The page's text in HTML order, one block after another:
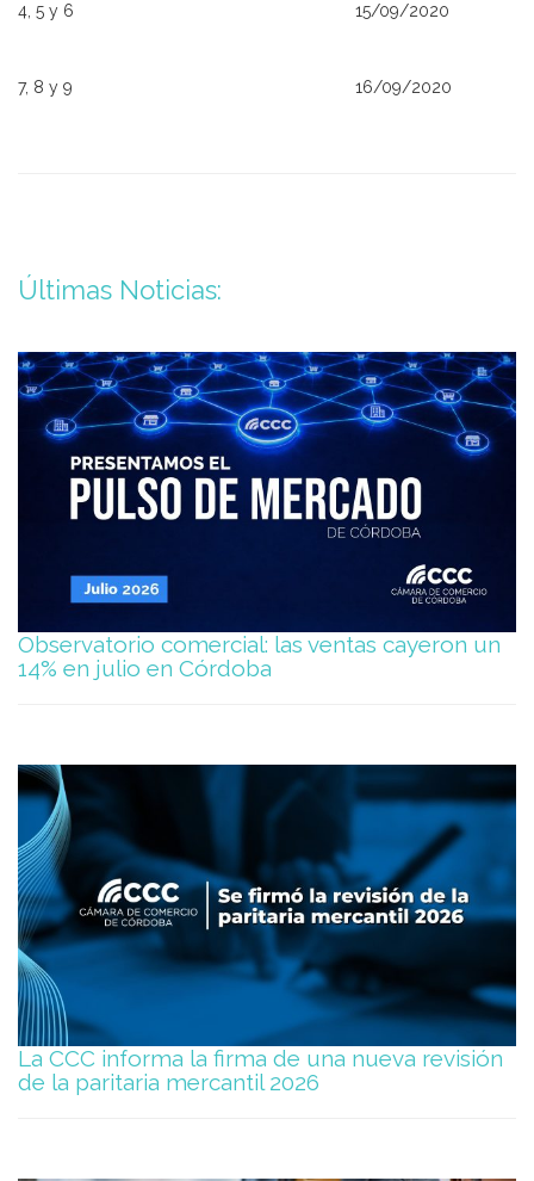
4, 5 y 6 15/09/2020
7, 8 y 9 16/09/2020
Últimas Noticias:
Observatorio comercial: las ventas cayeron un
14% en julio en Córdoba
La CCC informa la firma de una nueva revisión
de la paritaria mercantil 2026